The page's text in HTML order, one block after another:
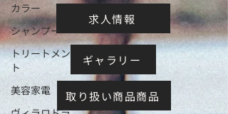
カラー
シャンプー
トリートメン
ト
美容家電
求人情報
ギャラリー
取り扱い商品商品